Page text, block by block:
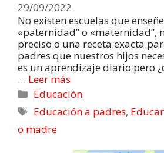
29/09/2022
No existen escuelas que
«paternidad” o «maternidad”,
preciso o una receta exacta
padres que nuestros hijos
es un aprendizaje diario pero
… Leer más
Educación
Educación a padres,
o madre